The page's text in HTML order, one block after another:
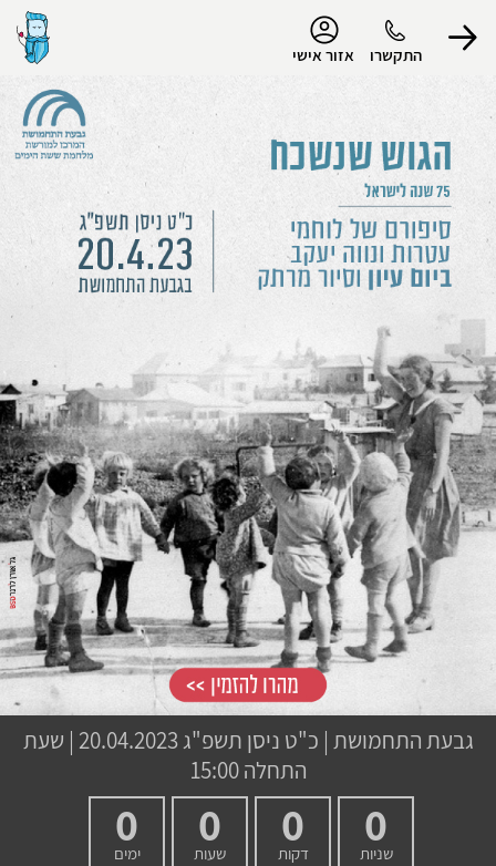
התקשרו אזור אישי
הפרופיל שלי
התנתק
גבעת התחמושת | כ"ט ניסן תשפ"ג
20.04.2023 | שעת
התחלה 15:00
0
שניות
0
דקות
0
שעות
0
ימים